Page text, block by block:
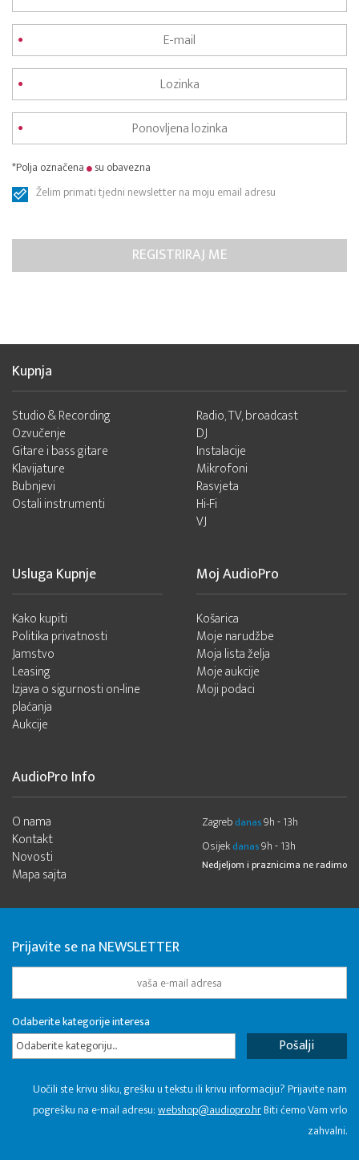
*Polja označena
su obavezna
Želim primati tjedni newsletter na moju email adresu
Kupnja
Studio & Recording
Ozvučenje
Gitare i bass gitare
Klavijature
Bubnjevi
Ostali instrumenti
Radio, TV, broadcast
DJ
Instalacije
Mikrofoni
Rasvjeta
Hi-Fi
VJ
Usluga Kupnje
Kako kupiti
Politika privatnosti
Jamstvo
Leasing
Izjava o sigurnosti on-line
plaćanja
Aukcije
Moj AudioPro
Košarica
Moje narudžbe
Moja lista želja
Moje aukcije
Moji podaci
AudioPro Info
O nama
Kontakt
Novosti
Mapa sajta
Zagreb danas9h - 13h
Osijek danas9h - 13h
Nedjeljom i praznicima ne radimo
Prijavite se na NEWSLETTER
Odaberite kategorije interesa
Odaberite kategoriju...
Uočili ste krivu sliku, grešku u tekstu ili krivu informaciju? Prijavite nam
pogrešku na e-mail adresu:webshop@audiopro.hrBiti ćemo Vam vrlo
zahvalni.